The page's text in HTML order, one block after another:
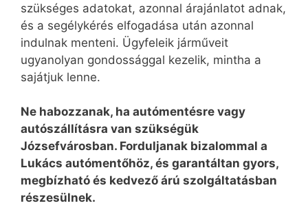
szükséges adatokat, azonnal árajánlatot adnak,
és a segélykérés elfogadása után azonnal
indulnak menteni. Ügyfeleik járműveit
ugyanolyan gondossággal kezelik, mintha a
sajátjuk lenne.
Ne habozzanak, ha autómentésre vagy
autószállításra van szükségük
Józsefvárosban. Forduljanak bizalommal a
Lukács autómentőhöz, és garantáltan gyors,
megbízható és kedvező árú szolgáltatásban
részesülnek.